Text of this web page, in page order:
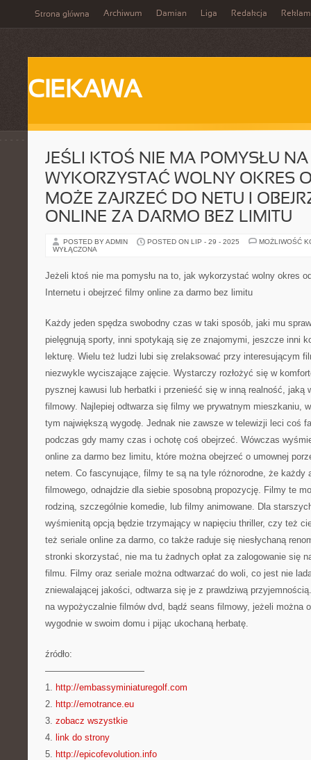
Strona główna Archiwum Damian Liga Redakcja
CIEKAWA
JEŚLI KTOŚ NIE MA POMYSŁU NA
WYKORZYSTAĆ WOLNY OKRES
MOŻE ZAJRZEĆ DO NETU I
ONLINE ZA DARMO BEZ LIMITU
POSTED BY ADMIN POSTED ON LIP - 29 - 2025
MOŻLIWOŚĆ
WYŁĄCZONA
Jeżeli ktoś nie ma pomysłu na to, jak wykorzystać wolny okres
Internetu i obejrzeć filmy online za darmo bez limitu
Każdy jeden spędza swobodny czas w taki sposób, jaki mu
pielęgnują sporty, inni spotykają się ze znajomymi, jeszcze inni
lekturę. Wielu też ludzi lubi się zrelaksować przy interesującym
niezwykle wyciszające zajęcie. Wystarczy rozłożyć się w
pysznej kawusi lub herbatki i przenieść się w inną realność, jaką
filmowy. Najlepiej odtwarza się filmy we prywatnym mieszkaniu,
tym największą wygodę. Jednak nie zawsze w telewizji leci coś
podczas gdy mamy czas i ochotę coś obejrzeć. Wówczas
online za darmo bez limitu, które można obejrzeć o umownej
netem. Co fascynujące, filmy te są na tyle różnorodne, że każdy
filmowego, odnajdzie dla siebie sposobną propozycję. Filmy te
rodziną, szczególnie komedie, lub filmy animowane. Dla
wyśmienitą opcją będzie trzymający w napięciu thriller, czy też
też seriale online za darmo, co także raduje się niesłychaną
stronki skorzystać, nie ma tu żadnych opłat za zalogowanie się
filmu. Filmy oraz seriale można odtwarzać do woli, co jest nie
zniewalającej jakości, odtwarza się je z prawdziwą
na wypożyczalnie filmów dvd, bądź seans filmowy, jeżeli można
wygodnie w swoim domu i pijąc ukochaną herbatę.
źródło:
———————————
1. http://embassyminiaturegolf.com
2. http://emotrance.eu
3. zobacz wszystkie
4. link do strony
5. http://epicofevolution.info